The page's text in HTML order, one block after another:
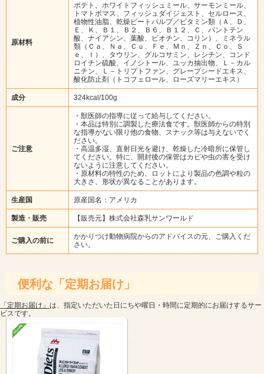
原材料
ポテト、ホワイトフィッシュミール、サーモンミール、
トマトポマス、フィッシュダイジェスト、セルロース、
植物性油脂、乾燥ビートパルプ／ビタミン類（Ａ、Ｄ、
Ｅ、Ｋ、Ｂ１、Ｂ２、Ｂ６、Ｂ１２、Ｃ、パントテン
酸、ナイアシン、葉酸、ビオチン、コリン）、ミネラル
類（Ｃａ、Ｎａ、Ｃｕ、Ｆｅ、Ｍｎ、Ｚｎ、Ｃｏ、Ｓ
ｅ、Ｉ）、タウリン、グルコサミン、レシチン、コンド
ロイチン硫酸、イノシトール、ユッカ抽出物、Ｌ－カル
ニチン、Ｌ－トリプトファン、グレープシードエキス、
酸化防止剤（トコフェロール、ローズマリーエキス）
成分 324kcal/100g
ご注意
・獣医師の指導に従って給与してください。
・本品は特別に調製した療法食です。獣医師からの特別
な指導がない限り他の食物、スナック等は与えないでく
ださい。
・高温多湿、直射日光を避け、乾燥した冷暗所に保管し
てください。特に、開封後の保管はカビや虫の害を受け
ないように注意してください。
・原材料の特性のため、ロットにより製品の色調や粒の
大きさ、形状が異なることがあります。
生産国 原産国名：アメリカ
製造・販売 【販売元】株式会社森乳サンワールド
ご購入の前に
かかりつけ動物病院からのアドバイスの元、ご購入くだ
さい。
便利な「定期お届け」
「定期お届け」 は、指定いただいた日にちや曜日・時間に定期的にお届けするサー
ビスです。